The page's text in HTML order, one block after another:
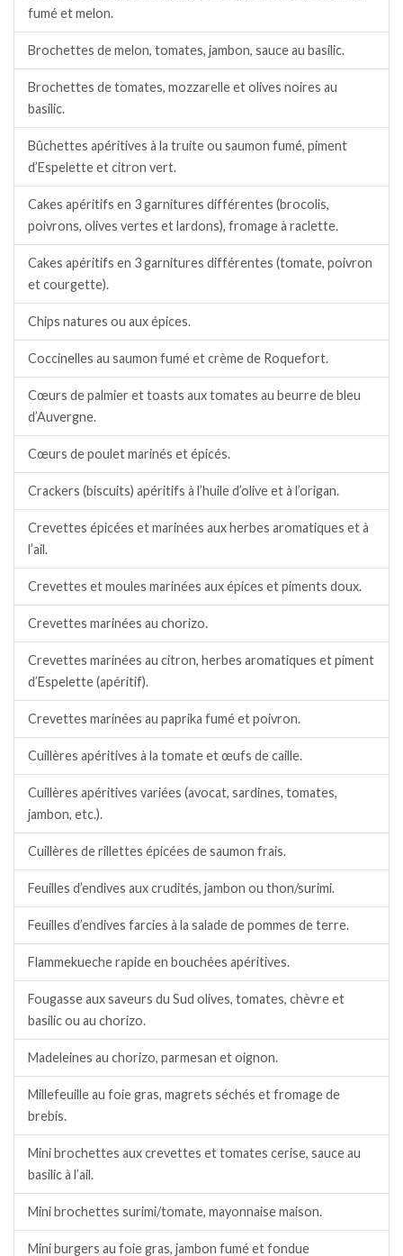
fumé et melon.
Brochettes de melon, tomates, jambon, sauce au basilic.
Brochettes de tomates, mozzarelle et olives noires au
basilic.
Bûchettes apéritives à la truite ou saumon fumé, piment
d’Espelette et citron vert.
Cakes apéritifs en 3 garnitures différentes (brocolis,
poivrons, olives vertes et lardons), fromage à raclette.
Cakes apéritifs en 3 garnitures différentes (tomate, poivron
et courgette).
Chips natures ou aux épices.
Coccinelles au saumon fumé et crème de Roquefort.
Cœurs de palmier et toasts aux tomates au beurre de bleu
d’Auvergne.
Cœurs de poulet marinés et épicés.
Crackers (biscuits) apéritifs à l’huile d’olive et à l’origan.
Crevettes épicées et marinées aux herbes aromatiques et à
l’ail.
Crevettes et moules marinées aux épices et piments doux.
Crevettes marinées au chorizo.
Crevettes marinées au citron, herbes aromatiques et piment
d’Espelette (apéritif).
Crevettes marinées au paprika fumé et poivron.
Cuillères apéritives à la tomate et œufs de caille.
Cuillères apéritives variées (avocat, sardines, tomates,
jambon, etc.).
Cuillères de rillettes épicées de saumon frais.
Feuilles d’endives aux crudités, jambon ou thon/surimi.
Feuilles d’endives farcies à la salade de pommes de terre.
Flammekueche rapide en bouchées apéritives.
Fougasse aux saveurs du Sud olives, tomates, chèvre et
basilic ou au chorizo.
Madeleines au chorizo, parmesan et oignon.
Millefeuille au foie gras, magrets séchés et fromage de
brebis.
Mini brochettes aux crevettes et tomates cerise, sauce au
basilic à l’ail.
Mini brochettes surimi/tomate, mayonnaise maison.
Mini burgers au foie gras, jambon fumé et fondue